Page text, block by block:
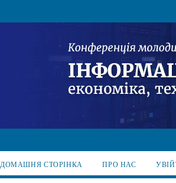
ДОМАШНЯ СТОРІНКА ПРО НАС